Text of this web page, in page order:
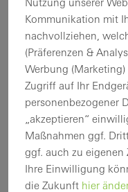
IM FOKUS
Produkt-
Mit exzellenten
setzen wir
sicheres Bauen.
Lüftungssystem
das:
Nutzung unserer
Kommunikation mit
nachvollziehen,
(Präferenzen &
Werbung
Zugriff auf Ihr
personenbezogener
„akzeptieren“
Maßnahmen ggf.
ggf. auch zu eigenen
Ihre Einwilligung
die Zukunft hier